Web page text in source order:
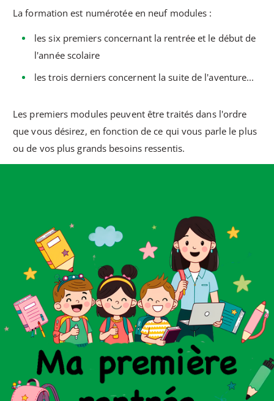
La formation est numérotée en neuf modules :
les six premiers concernant la rentrée et le début de
l'année scolaire
les trois derniers concernent la suite de l'aventure...
Les premiers modules peuvent être traités dans l'ordre
que vous désirez, en fonction de ce qui vous parle le plus
ou de vos plus grands besoins ressentis.